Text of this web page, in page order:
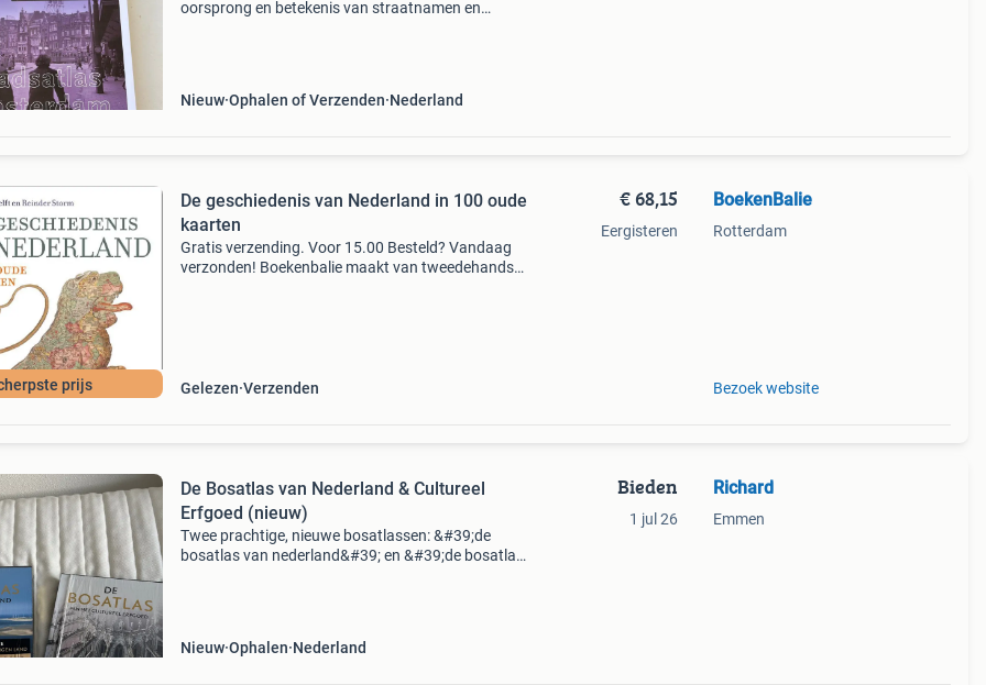
oorsprong en betekenis van straatnamen en
Nieuw Ophalen of Verzenden Nederland
prijs
De geschiedenis van Nederland in 100 oude
kaarten
Gratis verzending. Voor 15.00 Besteld? Vandaag
verzonden! Boekenbalie maakt van tweedehands
Gelezen Verzenden
€ 68,15
Eergisteren
BoekenBalie
Rotterdam
Bezoek website
De Bosatlas van Nederland & Cultureel
Erfgoed (nieuw)
Twee prachtige, nieuwe bosatlassen: &#39;de
bosatlas van nederland&#39; en &#39;de bosatlas
Nieuw Ophalen Nederland
Bieden
1 jul 26
Richard
Emmen